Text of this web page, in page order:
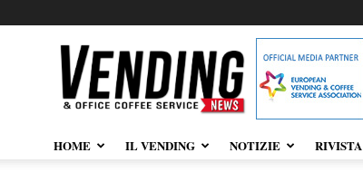
Vendingnews.it
HOME IL VENDING NOTIZIE RIVISTA